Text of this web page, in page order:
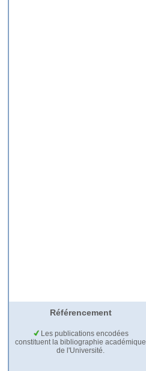
Référencement
Les publications encodées
constituent la bibliographie académique
de l'Université.